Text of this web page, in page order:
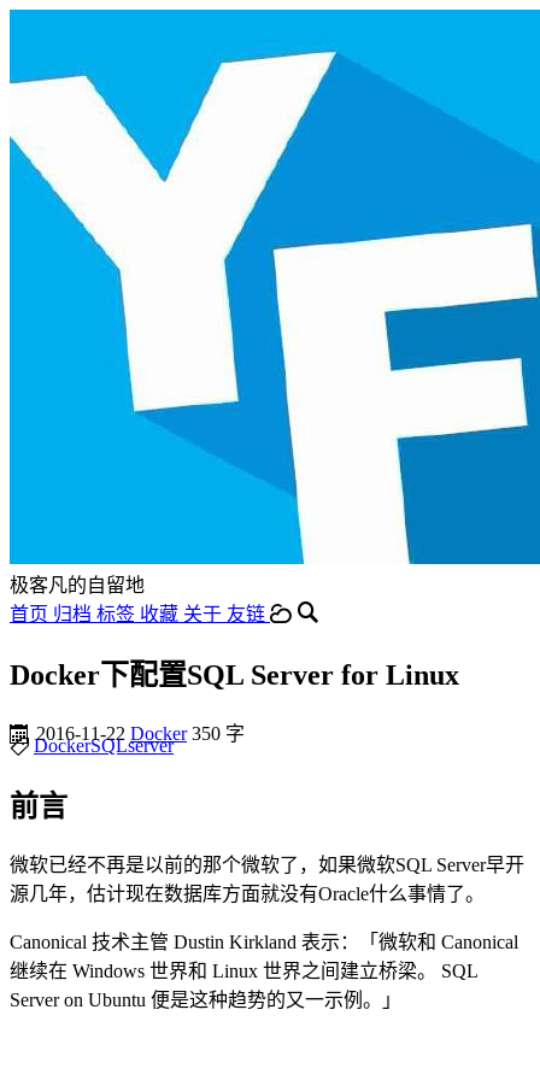
极客凡的自留地
首页 归档 标签 收藏 关于 友链
Docker下配置SQL Server for Linux
2016-11-22 Docker 350 字
DockerSQLserver
前言
微软已经不再是以前的那个微软了，如果微软SQL Server早开
源几年，估计现在数据库方面就没有Oracle什么事情了。
Canonical 技术主管 Dustin Kirkland 表示：「微软和 Canonical
继续在 Windows 世界和 Linux 世界之间建立桥梁。 SQL
Server on Ubuntu 便是这种趋势的又一示例。」